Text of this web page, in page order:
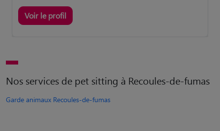
Voir le profil
Nos services de pet sitting à Recoules-de-fumas
Garde animaux Recoules-de-fumas